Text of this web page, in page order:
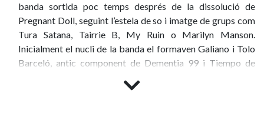
banda sortida poc temps després de la dissolució de
Pregnant Doll, seguint l’estela de so i imatge de grups com
Tura Satana, Tairrie B, My Ruin o Marilyn Manson.
Inicialment el nucli de la banda el formaven Galiano i Tolo
Barceló, antic component de Dementia 99 i Tiempo de
Foren un dels grups participants en la marató musical Amic